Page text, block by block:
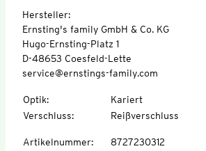
Hersteller:
Ernsting's family GmbH & Co. KG
Hugo-Ernsting-Platz 1
D-48653 Coesfeld-Lette
service@ernstings-family.com
Optik:
Kariert
Verschluss: Reißverschluss
Artikelnummer: 8727230312